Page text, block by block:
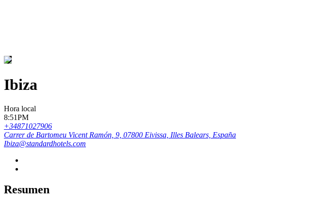
Ibiza
Hora local
8:51PM
+34871027906
Carrer de Bartomeu Vicent Ramón, 9, 07800 Eivissa, Illes Balears, España
Ibiza@standardhotels.com
Resumen